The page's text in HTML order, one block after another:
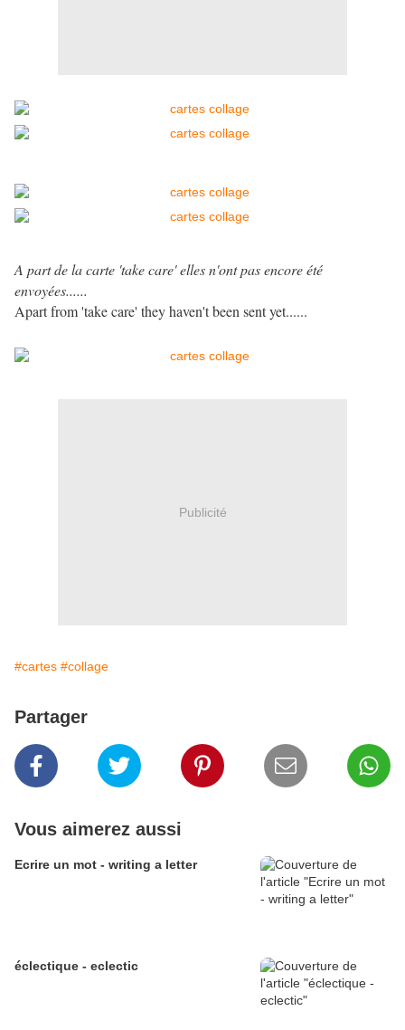
A part de la carte 'take care' elles n'ont pas encore été
envoyées......
Apart from 'take care' they haven't been sent yet......
Publicité
#cartes #collage
Partager
Vous aimerez aussi
Ecrire un mot - writing a letter
éclectique - eclectic